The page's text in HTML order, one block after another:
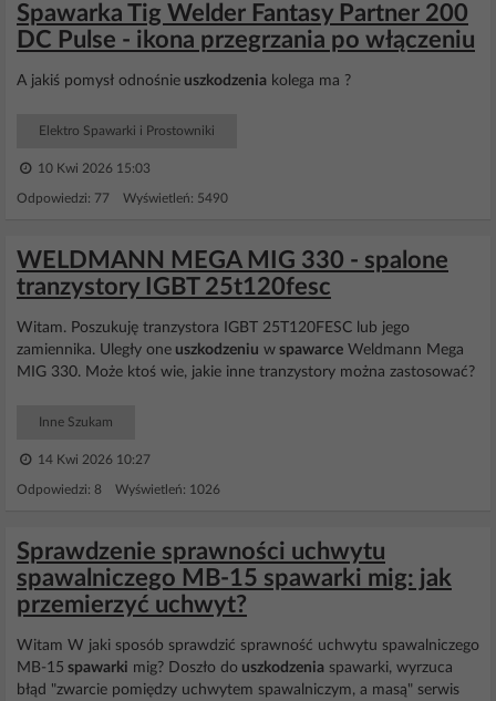
Spawarka Tig Welder Fantasy Partner 200
DC Pulse - ikona przegrzania po włączeniu
A jakiś pomysł odnośnie uszkodzenia kolega ma ?
Elektro Spawarki i Prostowniki
10 Kwi 2026 15:03
Odpowiedzi: 77 Wyświetleń: 5490
WELDMANN MEGA MIG 330 - spalone
tranzystory IGBT 25t120fesc
Witam. Poszukuję tranzystora IGBT 25T120FESC lub jego
zamiennika. Uległy one uszkodzeniu w spawarce Weldmann Mega
MIG 330. Może ktoś wie, jakie inne tranzystory można zastosować?
Inne Szukam
14 Kwi 2026 10:27
Odpowiedzi: 8 Wyświetleń: 1026
Sprawdzenie sprawności uchwytu
spawalniczego MB-15 spawarki mig: jak
przemierzyć uchwyt?
Witam W jaki sposób sprawdzić sprawność uchwytu spawalniczego
MB-15 spawarki mig? Doszło do uszkodzenia spawarki, wyrzuca
błąd "zwarcie pomiędzy uchwytem spawalniczym, a masą" serwis